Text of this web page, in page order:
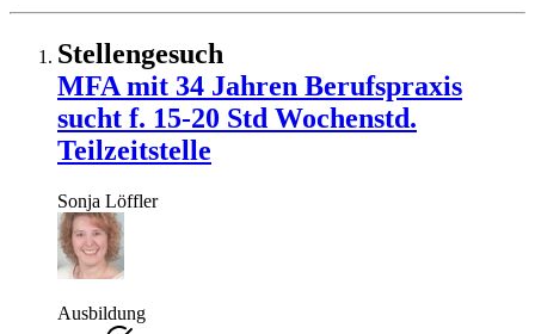
Stellengesuch
MFA mit 34 Jahren Berufspraxis
sucht f. 15-20 Std Wochenstd.
Teilzeitstelle
Sonja Löffler
Ausbildung